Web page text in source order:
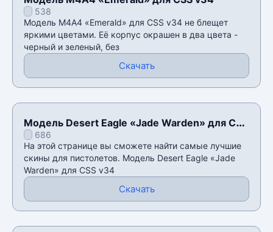
538
Модель M4A4 «Emerald» для CSS v34 не блещет
яркими цветами. Её корпус окрашен в два цвета -
черный и зеленый, без
Скачать
Модель Desert Eagle «Jade Warden» для CSS
v34686
На этой странице вы сможете найти самые лучшие
скины для пистолетов. Модель Desert Eagle «Jade
Warden» для CSS v34
Скачать